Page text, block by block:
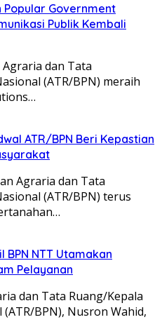
Popular Government
Publik Kembali
Agraria dan Tata
(ATR/BPN) meraih
ATR/BPN Beri Kepastian
Agraria dan Tata
(ATR/BPN) terus
BPN NTT Utamakan
Pelayanan
dan Tata Ruang/Kepala
BPN), Nusron Wahid,